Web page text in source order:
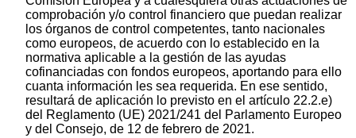
comprobación y/o control financiero que puedan realizar
los órganos de control competentes, tanto nacionales
como europeos, de acuerdo con lo establecido en la
normativa aplicable a la gestión de las ayudas
cofinanciadas con fondos europeos, aportando para ello
cuanta información les sea requerida. En ese sentido,
resultará de aplicación lo previsto en el artículo 22.2.e)
del Reglamento (UE) 2021/241 del Parlamento Europeo
y del Consejo, de 12 de febrero de 2021.